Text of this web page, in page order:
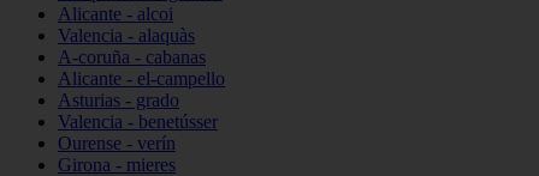
Alicante - alcoi
Valencia - alaquàs
A-coruña - cabanas
Alicante - el-campello
Asturias - grado
Valencia - benetússer
Ourense - verín
Girona - mieres